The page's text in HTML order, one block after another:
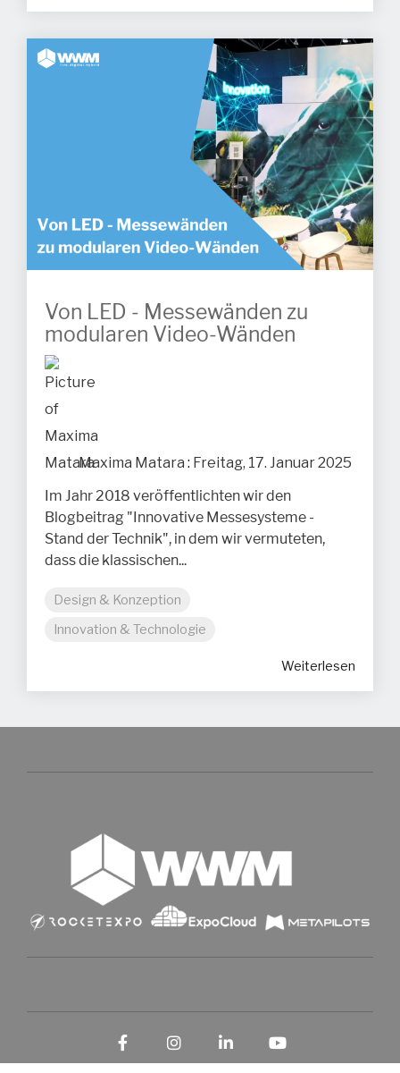
Von LED - Messewänden zu
modularen Video-Wänden
Maxima Matara : Freitag, 17. Januar 2025
Im Jahr 2018 veröffentlichten wir den
Blogbeitrag "Innovative Messesysteme -
Stand der Technik", in dem wir vermuteten,
dass die klassischen...
Design & Konzeption
Innovation & Technologie
Weiterlesen
FacebookInstagram
LinkedIn